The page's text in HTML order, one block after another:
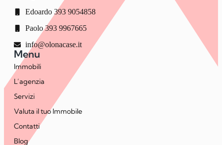
Edoardo 393 9054858
Paolo 393 9967665
info@olonacase.it
Menu
Immobili
L’agenzia
Servizi
Valuta il tuo Immobile
Contatti
Blog